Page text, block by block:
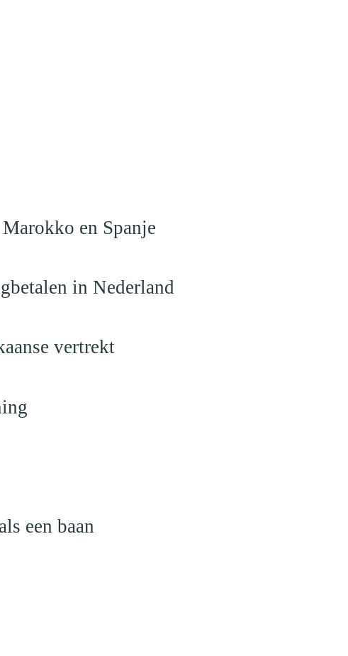
en Spanje
in Nederland
vertrekt
een baan